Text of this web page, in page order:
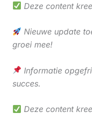
Deze content
Nieuwe update
groei mee!
Informatie
succes.
Deze content